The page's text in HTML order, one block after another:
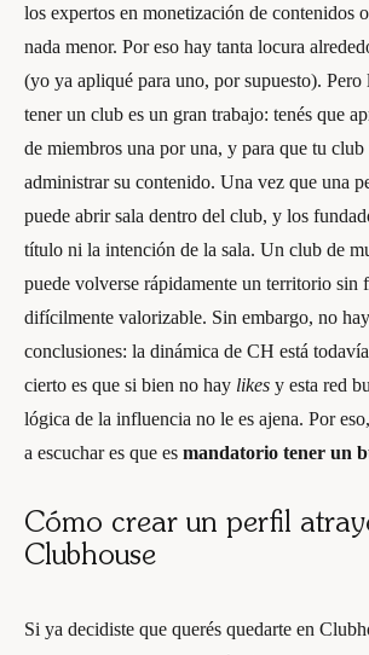
los expertos en monetización de contenidos
nada menor. Por eso hay tanta locura
(yo ya apliqué para uno, por supuesto). Pero
tener un club es un gran trabajo: tenés que
de miembros una por una, y para que tu
administrar su contenido. Una vez que una
puede abrir sala dentro del club, y los
título ni la intención de la sala. Un club de
puede volverse rápidamente un territorio sin
difícilmente valorizable. Sin embargo, no
conclusiones: la dinámica de CH está
cierto es que si bien no hay likes y esta red
lógica de la influencia no le es ajena. Por
a escuchar es que es mandatorio tener un
Cómo crear un perfil
Clubhouse
Si ya decidiste que querés quedarte en